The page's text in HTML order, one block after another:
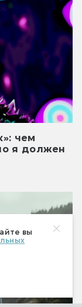
вы
чем
я должен